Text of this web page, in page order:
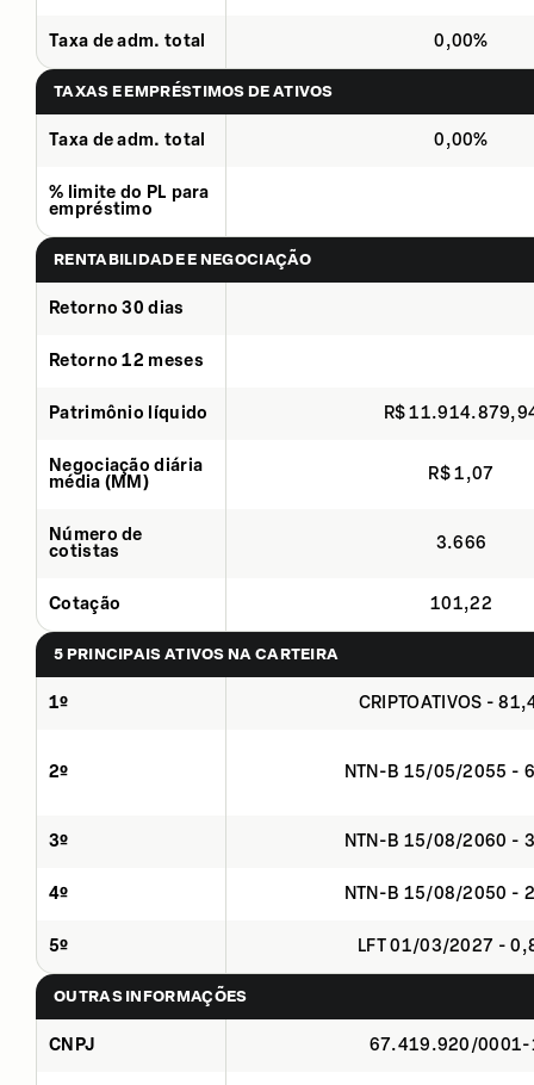
Taxa de adm. total 0,00%
TAXAS E EMPRÉSTIMOS DE ATIVOS
Taxa de adm. total 0,00%
% limite do PL para
empréstimo
RENTABILIDADE E NEGOCIAÇÃO
Retorno 30 dias
Retorno 12 meses
Patrimônio líquido R$
Negociação diária
média (MM)
R$ 1,07
Número de
cotistas
3.666
Cotação 101,22
5 PRINCIPAIS ATIVOS NA CARTEIRA
1º CRIPTOATIVOS -
2º NTN-B 15/05/2055 -
3º NTN-B 15/08/2060 -
4º NTN-B 15/08/2050 -
5º LFT 01/03/2027 -
OUTRAS INFORMAÇÕES
CNPJ 67.419.920/0001-